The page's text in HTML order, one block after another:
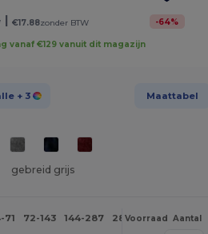
| €17.88zonder BTW -64%
vanaf €129 vanuit dit magazijn
+ 3 Maattabel
gebreid grijs
71 72-143 144-287 288 + Meer
Voorraad Aantal